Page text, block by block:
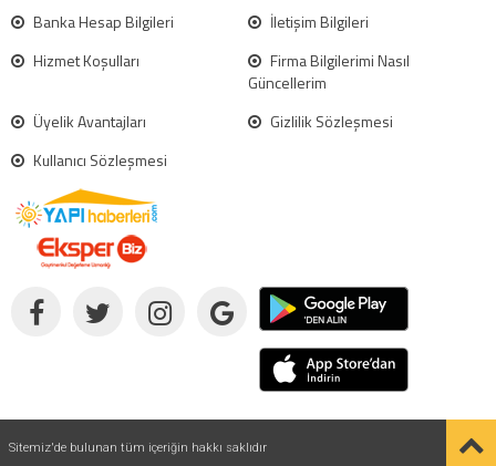
Banka Hesap Bilgileri
İletişim Bilgileri
Hizmet Koşulları
Firma Bilgilerimi Nasıl
Güncellerim
Üyelik Avantajları
Gizlilik Sözleşmesi
Kullanıcı Sözleşmesi
Sitemiz'de bulunan tüm içeriğin hakkı saklıdır